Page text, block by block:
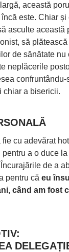
această
încă este. Chiar
asculte această
să
de sănătate nu
neplăcerile
chiar a bisericii.
cu adevărat
a o duce
de a
pentru că eu
când am fost